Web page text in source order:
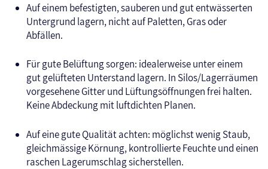
Auf einem befestigten, sauberen und gut entwässerten
Untergrund lagern, nicht auf Paletten, Gras oder
Abfällen.
Für gute Belüftung sorgen: idealerweise unter einem
gut gelüfteten Unterstand lagern. In Silos/Lagerräumen
vorgesehene Gitter und Lüftungsöffnungen frei halten.
Keine Abdeckung mit luftdichten Planen.
Auf eine gute Qualität achten: möglichst wenig Staub,
gleichmässige Körnung, kontrollierte Feuchte und einen
raschen Lagerumschlag sicherstellen.